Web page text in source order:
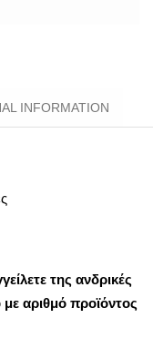
INFORMATION
της ανδρικές
αριθμό προϊόντος